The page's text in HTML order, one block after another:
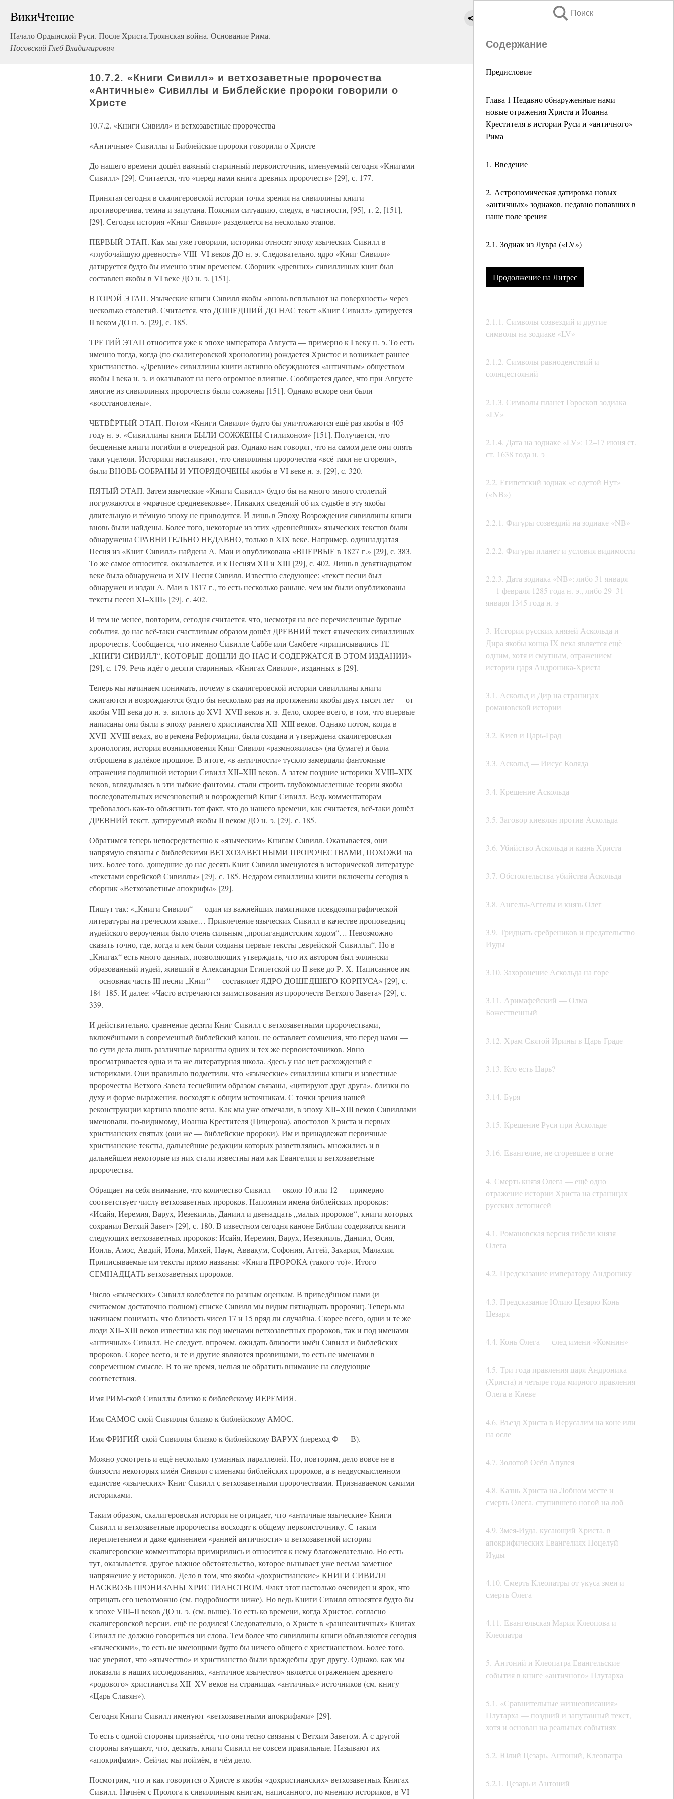
ВикиЧтение
Начало Ордынской Руси. После Христа.Троянская война. Основание Рима.
Носовский Глеб Владимирович
Поиск
Содержание
Предисловие
Глава 1 Недавно обнаруженные нами
новые отражения Христа и Иоанна
Крестителя в истории Руси и «античного»
Рима
1. Введение
2. Астрономическая датировка новых
«античных» зодиаков, недавно попавших в
наше поле зрения
2.1. Зодиак из Лувра («LV»)
Продолжение на Литрес
2.1.1. Символы созвездий и другие
символы на зодиаке «LV»
2.1.2. Символы равноденствий и
солнцестояний
2.1.3. Символы планет Гороскоп зодиака
«LV»
2.1.4. Дата на зодиаке «LV»: 12–17 июня ст.
ст. 1638 года н. э
2.2. Египетский зодиак «с одетой Нут»
(«NB»)
2.2.1. Фигуры созвездий на зодиаке «NB»
2.2.2. Фигуры планет и условия видимости
2.2.3. Дата зодиака «NB»: либо 31 января
— 1 февраля 1285 года н. э., либо 29–31
января 1345 года н. э
3. История русских князей Аскольда и
Дира якобы конца IX века является ещё
одним, хотя и смутным, отражением
истории царя Андроника-Христа
3.1. Аскольд и Дир на страницах
романовской истории
3.2. Киев и Царь-Град
3.3. Аскольд — Иисус Коляда
3.4. Крещение Аскольда
3.5. Заговор киевлян против Аскольда
3.6. Убийство Аскольда и казнь Христа
3.7. Обстоятельства убийства Аскольда
3.8. Ангелы-Аггелы и князь Олег
3.9. Тридцать сребреников и предательство
Иуды
3.10. Захоронение Аскольда на горе
3.11. Аримафейский — Олма
Божественный
3.12. Храм Святой Ирины в Царь-Граде
3.13. Кто есть Царь?
3.14. Буря
3.15. Крещение Руси при Аскольде
3.16. Евангелие, не сгоревшее в огне
4. Смерть князя Олега — ещё одно
отражение истории Христа на страницах
русских летописей
4.1. Романовская версия гибели князя
Олега
4.2. Предсказание императору Андронику
4.3. Предсказание Юлию Цезарю Конь
Цезаря
4.4. Конь Олега — след имени «Комнин»
4.5. Три года правления царя Андроника
(Христа) и четыре года мирного правления
Олега в Киеве
4.6. Въезд Христа в Иерусалим на коне или
на осле
4.7. Золотой Осёл Апулея
4.8. Казнь Христа на Лобном месте и
смерть Олега, ступившего ногой на лоб
4.9. Змея-Иуда, кусающий Христа, в
апокрифических Евангелиях Поцелуй
Иуды
4.10. Смерть Клеопатры от укуса змеи и
смерть Олега
4.11. Евангельская Мария Клеопова и
Клеопатра
5. Антоний и Клеопатра Евангельские
события в книге «античного» Плутарха
5.1. «Сравнительные жизнеописания»
Плутарха — поздний и запутанный текст,
хотя и основан на реальных событиях
5.2. Юлий Цезарь, Антоний, Клеопатра
5.2.1. Цезарь и Антоний
10.7.2. «Книги Сивилл» и ветхозаветные пророчества
«Античные» Сивиллы и Библейские пророки говорили о
Христе
10.7.2. «Книги Сивилл» и ветхозаветные пророчества
«Античные» Сивиллы и Библейские пророки говорили о Христе
До нашего времени дошёл важный старинный первоисточник, именуемый сегодня «Книгами
Сивилл» [29]. Считается, что «перед нами книга древних пророчеств» [29], с. 177.
Принятая сегодня в скалигеровской истории точка зрения на сивиллины книги
противоречива, темна и запутана. Поясним ситуацию, следуя, в частности, [95], т. 2, [151],
[29]. Сегодня история «Книг Сивилл» разделяется на несколько этапов.
ПЕРВЫЙ ЭТАП. Как мы уже говорили, историки относят эпоху языческих Сивилл в
«глубочайшую древность» VIII–VI веков ДО н. э. Следовательно, ядро «Книг Сивилл»
датируется будто бы именно этим временем. Сборник «древних» сивиллиных книг был
составлен якобы в VI веке ДО н. э. [151].
ВТОРОЙ ЭТАП. Языческие книги Сивилл якобы «вновь всплывают на поверхность» через
несколько столетий. Считается, что ДОШЕДШИЙ ДО НАС текст «Книг Сивилл» датируется
II веком ДО н. э. [29], с. 185.
ТРЕТИЙ ЭТАП относится уже к эпохе императора Августа — примерно к I веку н. э. То есть
именно тогда, когда (по скалигеровской хронологии) рождается Христос и возникает раннее
христианство. «Древние» сивиллины книги активно обсуждаются «античным» обществом
якобы I века н. э. и оказывают на него огромное влияние. Сообщается далее, что при Августе
многие из сивиллиных пророчеств были сожжены [151]. Однако вскоре они были
«восстановлены».
ЧЕТВЁРТЫЙ ЭТАП. Потом «Книги Сивилл» будто бы уничтожаются ещё раз якобы в 405
году н. э. «Сивиллины книги БЫЛИ СОЖЖЕНЫ Стилихоном» [151]. Получается, что
бесценные книги погибли в очередной раз. Однако нам говорят, что на самом деле они опять-
таки уцелели. Историки настаивают, что сивиллины пророчества «всё-таки не сгорели»,
были ВНОВЬ СОБРАНЫ И УПОРЯДОЧЕНЫ якобы в VI веке н. э. [29], с. 320.
ПЯТЫЙ ЭТАП. Затем языческие «Книги Сивилл» будто бы на много-много столетий
погружаются в «мрачное средневековье». Никаких сведений об их судьбе в эту якобы
длительную и тёмную эпоху не приводится. И лишь в Эпоху Возрождения сивиллины книги
вновь были найдены. Более того, некоторые из этих «древнейших» языческих текстов были
обнаружены СРАВНИТЕЛЬНО НЕДАВНО, только в XIX веке. Например, одиннадцатая
Песня из «Книг Сивилл» найдена А. Маи и опубликована «ВПЕРВЫЕ в 1827 г.» [29], с. 383.
То же самое относится, оказывается, и к Песням XII и XIII [29], с. 402. Лишь в девятнадцатом
веке была обнаружена и XIV Песня Сивилл. Известно следующее: «текст песни был
обнаружен и издан А. Маи в 1817 г., то есть несколько раньше, чем им были опубликованы
тексты песен XI–XIII» [29], с. 402.
И тем не менее, повторим, сегодня считается, что, несмотря на все перечисленные бурные
события, до нас всё-таки счастливым образом дошёл ДРЕВНИЙ текст языческих сивиллиных
пророчеств. Сообщается, что именно Сивилле Саббе или Самбете «приписывались ТЕ
„КНИГИ СИВИЛЛ“, КОТОРЫЕ ДОШЛИ ДО НАС И СОДЕРЖАТСЯ В ЭТОМ ИЗДАНИИ»
[29], с. 179. Речь идёт о десяти старинных «Книгах Сивилл», изданных в [29].
Теперь мы начинаем понимать, почему в скалигеровской истории сивиллины книги
сжигаются и возрождаются будто бы несколько раз на протяжении якобы двух тысяч лет — от
якобы VIII века до н. э. вплоть до XVI–XVII веков н. э. Дело, скорее всего, в том, что впервые
написаны они были в эпоху раннего христианства XII–XIII веков. Однако потом, когда в
XVII–XVIII веках, во времена Реформации, была создана и утверждена скалигеровская
хронология, история возникновения Книг Сивилл «размножилась» (на бумаге) и была
отброшена в далёкое прошлое. В итоге, «в античности» тускло замерцали фантомные
отражения подлинной истории Сивилл XII–XIII веков. А затем поздние историки XVIII–XIX
веков, вглядываясь в эти зыбкие фантомы, стали строить глубокомысленные теории якобы
последовательных исчезновений и возрождений Книг Сивилл. Ведь комментаторам
требовалось как-то объяснить тот факт, что до нашего времени, как считается, всё-таки дошёл
ДРЕВНИЙ текст, датируемый якобы II веком ДО н. э. [29], с. 185.
Обратимся теперь непосредственно к «языческим» Книгам Сивилл. Оказывается, они
напрямую связаны с библейскими ВЕТХОЗАВЕТНЫМИ ПРОРОЧЕСТВАМИ, ПОХОЖИ на
них. Более того, дошедшие до нас десять Книг Сивилл именуются в исторической литературе
«текстами еврейской Сивиллы» [29], с. 185. Недаром сивиллины книги включены сегодня в
сборник «Ветхозаветные апокрифы» [29].
Пишут так: «„Книги Сивилл“ — один из важнейших памятников псевдоэпиграфической
литературы на греческом языке… Привлечение языческих Сивилл в качестве проповедниц
иудейского вероучения было очень сильным „пропагандистским ходом“… Невозможно
сказать точно, где, когда и кем были созданы первые тексты „еврейской Сивиллы“. Но в
„Книгах“ есть много данных, позволяющих утверждать, что их автором был эллински
образованный иудей, живший в Александрии Египетской по II веке до Р. Х. Написанное им
— основная часть III песни „Книг“ — составляет ЯДРО ДОШЕДШЕГО КОРПУСА» [29], с.
184–185. И далее: «Часто встречаются заимствования из пророчеств Ветхого Завета» [29], с.
339.
И действительно, сравнение десяти Книг Сивилл с ветхозаветными пророчествами,
включёнными в современный библейский канон, не оставляет сомнения, что перед нами —
по сути дела лишь различные варианты одних и тех же первоисточников. Явно
просматривается одна и та же литературная школа. Здесь у нас нет расхождений с
историками. Они правильно подметили, что «языческие» сивиллины книги и известные
пророчества Ветхого Завета теснейшим образом связаны, «цитируют друг друга», близки по
духу и форме выражения, восходят к общим источникам. С точки зрения нашей
реконструкции картина вполне ясна. Как мы уже отмечали, в эпоху XII–XIII веков Сивиллами
именовали, по-видимому, Иоанна Крестителя (Цицерона), апостолов Христа и первых
христианских святых (они же — библейские пророки). Им и принадлежат первичные
христианские тексты, дальнейшие редакции которых разветвлялись, множились и в
дальнейшем некоторые из них стали известны нам как Евангелия и ветхозаветные
пророчества.
Обращает на себя внимание, что количество Сивилл — около 10 или 12 — примерно
соответствует числу ветхозаветных пророков. Напомним имена библейских пророков:
«Исайя, Иеремия, Варух, Иезекииль, Даниил и двенадцать „малых пророков“, книги которых
сохранил Ветхий Завет» [29], с. 180. В известном сегодня каноне Библии содержатся книги
следующих ветхозаветных пророков: Исайя, Иеремия, Варух, Иезекииль, Даниил, Осия,
Иоиль, Амос, Авдий, Иона, Михей, Наум, Аввакум, Софония, Аггей, Захария, Малахия.
Приписываемые им тексты прямо названы: «Книга ПРОРОКА (такого-то)». Итого —
СЕМНАДЦАТЬ ветхозаветных пророков.
Число «языческих» Сивилл колеблется по разным оценкам. В приведённом нами (и
считаемом достаточно полном) списке Сивилл мы видим пятнадцать пророчиц. Теперь мы
начинаем понимать, что близость чисел 17 и 15 вряд ли случайна. Скорее всего, одни и те же
люди XII–XIII веков известны как под именами ветхозаветных пророков, так и под именами
«античных» Сивилл. Не следует, впрочем, ожидать близости имён Сивилл и библейских
пророков. Скорее всего, и те и другие являются прозвищами, то есть не именами в
современном смысле. В то же время, нельзя не обратить внимание на следующие
соответствия.
Имя РИМ-ской Сивиллы близко к библейскому ИЕРЕМИЯ.
Имя САМОС-ской Сивиллы близко к библейскому АМОС.
Имя ФРИГИЙ-ской Сивиллы близко к библейскому ВАРУХ (переход Ф — В).
Можно усмотреть и ещё несколько туманных параллелей. Но, повторим, дело вовсе не в
близости некоторых имён Сивилл с именами библейских пророков, а в недвусмысленном
единстве «языческих» Книг Сивилл с ветхозаветными пророчествами. Признаваемом самими
историками.
Таким образом, скалигеровская история не отрицает, что «античные языческие» Книги
Сивилл и ветхозаветные пророчества восходят к общему первоисточнику. С таким
переплетением и даже единением «ранней античности» и ветхозаветной истории
скалигеровские комментаторы примирились и относится к нему благожелательно. Но есть
тут, оказывается, другое важное обстоятельство, которое вызывает уже весьма заметное
напряжение у историков. Дело в том, что якобы «дохристианские» КНИГИ СИВИЛЛ
НАСКВОЗЬ ПРОНИЗАНЫ ХРИСТИАНСТВОМ. Факт этот настолько очевиден и ярок, что
отрицать его невозможно (см. подробности ниже). Но ведь Книги Сивилл относятся будто бы
к эпохе VIII–II веков ДО н. э. (см. выше). То есть ко времени, когда Христос, согласно
скалигеровской версии, ещё не родился! Следовательно, о Христе в «раннеантичных» Книгах
Сивилл не должно говориться ни слова. Тем более что сивиллины книги объявляются сегодня
«языческими», то есть не имеющими будто бы ничего общего с христианством. Более того,
нас уверяют, что «язычество» и христианство были враждебны друг другу. Однако, как мы
показали в наших исследованиях, «античное язычество» является отражением древнего
«родового» христианства XII–XV веков на страницах «античных» источников (см. книгу
«Царь Славян»).
Сегодня Книги Сивилл именуют «ветхозаветными апокрифами» [29].
То есть с одной стороны признаётся, что они тесно связаны с Ветхим Заветом. А с другой
стороны внушают, что, дескать, книги Сивилл не совсем правильные. Называют их
«апокрифами». Сейчас мы поймём, в чём дело.
Посмотрим, что и как говорится о Христе в якобы «дохристианских» ветхозаветных Книгах
Сивилл. Начнём с Пролога к сивиллиным книгам, написанного, по мнению историков, в VI